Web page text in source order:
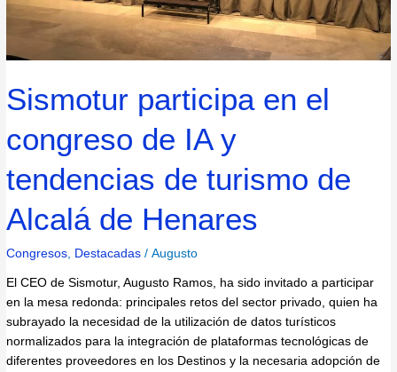
Sismotur participa en el
congreso de IA y
tendencias de turismo de
Alcalá de Henares
Congresos Destacadas /Augusto
El CEO de Sismotur, Augusto Ramos, ha sido invitado a participar
en la mesa redonda: principales retos del sector privado, quien ha
subrayado la necesidad de la utilización de datos turísticos
normalizados para la integración de plataformas tecnológicas de
diferentes proveedores en los Destinos y la necesaria adopción de
Henares